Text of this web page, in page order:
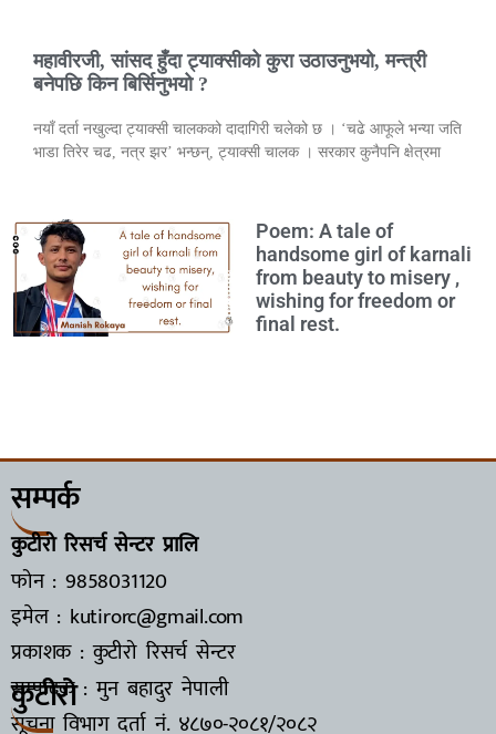
महावीरजी, सांसद हुँदा ट्याक्सीको कुरा उठाउनुभयो, मन्त्री
बनेपछि किन बिर्सिनुभयो ?
नयाँ दर्ता नखुल्दा ट्याक्सी चालकको दादागिरी चलेको छ । ‘चढे आफूले भन्या जति
भाडा तिरेर चढ, नत्र झर’ भन्छन्, ट्याक्सी चालक । सरकार कुनैपनि क्षेत्रमा
Poem: A tale of
handsome girl of karnali
from beauty to misery ,
wishing for freedom or
final rest.
सम्पर्क
कुटीरो रिसर्च सेन्टर प्रालि
फोन : 9858031120
इमेल : kutirorc@gmail.com
प्रकाशक : कुटीरो रिसर्च सेन्टर
सम्पादक : मुन बहादुर नेपाली
सूचना विभाग दर्ता नं. ४८७०-२०८१/२०८२
कुटीरो